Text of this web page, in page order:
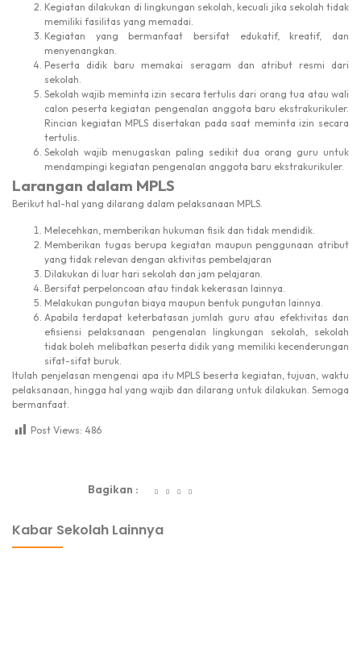
Kegiatan dilakukan di lingkungan sekolah, kecuali jika sekolah tidak
memiliki fasilitas yang memadai.
Kegiatan yang bermanfaat bersifat edukatif, kreatif, dan
menyenangkan.
Peserta didik baru memakai seragam dan atribut resmi dari
sekolah.
Sekolah wajib meminta izin secara tertulis dari orang tua atau wali
calon peserta kegiatan pengenalan anggota baru ekstrakurikuler.
Rincian kegiatan MPLS disertakan pada saat meminta izin secara
tertulis.
Sekolah wajib menugaskan paling sedikit dua orang guru untuk
mendampingi kegiatan pengenalan anggota baru ekstrakurikuler.
Larangan dalam MPLS
Berikut hal-hal yang dilarang dalam pelaksanaan MPLS.
Melecehkan, memberikan hukuman fisik dan tidak mendidik.
Memberikan tugas berupa kegiatan maupun penggunaan atribut
yang tidak relevan dengan aktivitas pembelajaran
Dilakukan di luar hari sekolah dan jam pelajaran.
Bersifat perpeloncoan atau tindak kekerasan lainnya.
Melakukan pungutan biaya maupun bentuk pungutan lainnya.
Apabila terdapat keterbatasan jumlah guru atau efektivitas dan
efisiensi pelaksanaan pengenalan lingkungan sekolah, sekolah
tidak boleh melibatkan peserta didik yang memiliki kecenderungan
sifat-sifat buruk.
Itulah penjelasan mengenai apa itu MPLS beserta kegiatan, tujuan, waktu
pelaksanaan, hingga hal yang wajib dan dilarang untuk dilakukan. Semoga
bermanfaat.
Post Views: 486
Bagikan :
Kabar Sekolah Lainnya